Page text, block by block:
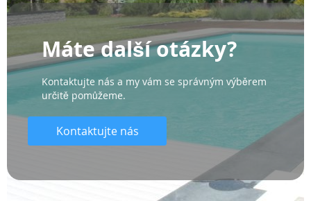
Máte další otázky?
Kontaktujte nás a my vám se správným výběrem
určitě pomůžeme.
Kontaktujte nás